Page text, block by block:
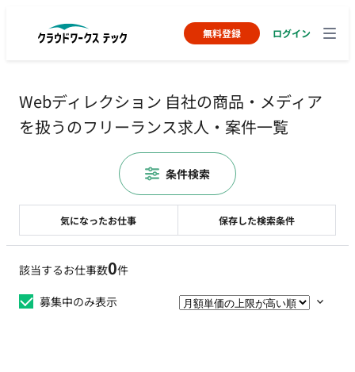
無料登録 ログイン
Webディレクション 自社の商品・メディア
を扱うのフリーランス求人・案件一覧
該当するお仕事数0件
募集中のみ表示
気になったお仕事 保存した検索条件
条件検索